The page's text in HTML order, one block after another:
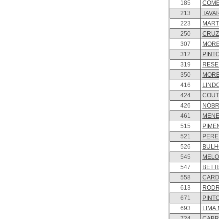
185
213
223
250
307
312
319
350
416
424
426
461
515
521
526
545
547
558
613
671
693